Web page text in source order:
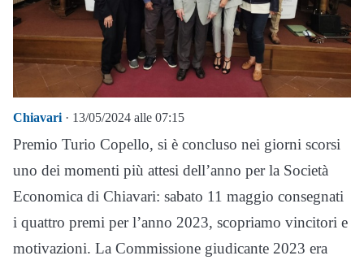
Chiavari · 13/05/2024 alle 07:15
Premio Turio Copello, si è concluso nei giorni scorsi
uno dei momenti più attesi dell’anno per la Società
Economica di Chiavari: sabato 11 maggio consegnati
i quattro premi per l’anno 2023, scopriamo vincitori e
motivazioni. La Commissione giudicante 2023 era